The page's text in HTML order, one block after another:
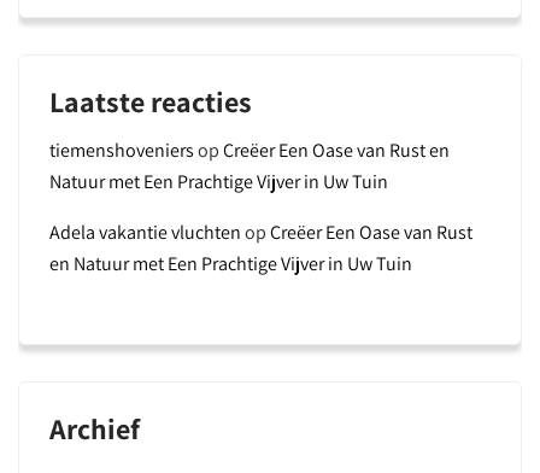
Laatste reacties
tiemenshoveniersopCreëer Een Oase van Rust en
Natuur met Een Prachtige Vijver in Uw Tuin
Adela vakantie vluchtenopCreëer Een Oase van Rust
en Natuur met Een Prachtige Vijver in Uw Tuin
Archief